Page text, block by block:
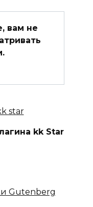
вам не
kk Star